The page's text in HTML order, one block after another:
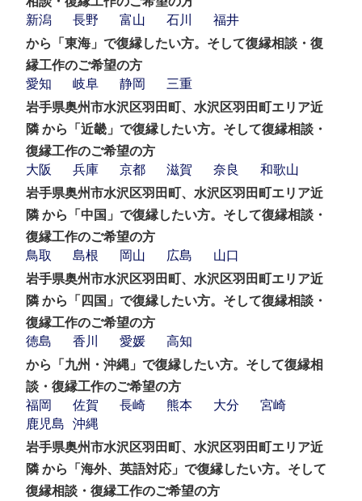
新潟
長野 富山 石川
福井
から「東海」で復縁したい方。そして復縁相談・復
縁工作のご希望の方
愛知
岐阜 静岡
三重
岩手県奥州市水沢区羽田町、水沢区羽田町エリア近
隣 から「近畿」で復縁したい方。そして復縁相談・
復縁工作のご希望の方
大阪
兵庫 京都 滋賀 奈良
和歌山
岩手県奥州市水沢区羽田町、水沢区羽田町エリア近
隣 から「中国」で復縁したい方。そして復縁相談・
復縁工作のご希望の方
鳥取
島根 岡山 広島
山口
岩手県奥州市水沢区羽田町、水沢区羽田町エリア近
隣 から「四国」で復縁したい方。そして復縁相談・
復縁工作のご希望の方
徳島
香川 愛媛
高知
から「九州・沖縄」で復縁したい方。そして復縁相
談・復縁工作のご希望の方
福岡
佐賀 長崎 熊本 大分
宮崎
鹿児島
沖縄
岩手県奥州市水沢区羽田町、水沢区羽田町エリア近
隣 から「海外、英語対応」で復縁したい方。そして
復縁相談・復縁工作のご希望の方